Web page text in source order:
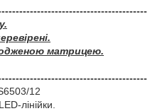
матрицею.
12
лінійки.